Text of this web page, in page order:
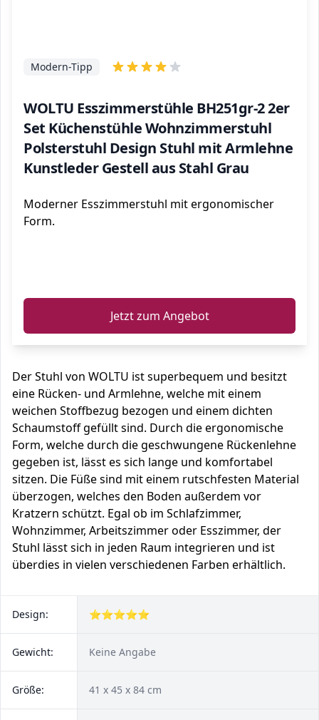
WOLTU Esszimmerstühle BH251gr-2 2er
Set Küchenstühle Wohnzimmerstuhl
Polsterstuhl Design Stuhl mit Armlehne
Kunstleder Gestell aus Stahl Grau
Modern-Tipp
Moderner Esszimmerstuhl mit ergonomischer
Form.
Jetzt zum Angebot
Der Stuhl von WOLTU ist superbequem und besitzt
eine Rücken- und Armlehne, welche mit einem
weichen Stoffbezug bezogen und einem dichten
Schaumstoff gefüllt sind. Durch die ergonomische
Form, welche durch die geschwungene Rückenlehne
gegeben ist, lässt es sich lange und komfortabel
sitzen. Die Füße sind mit einem rutschfesten Material
überzogen, welches den Boden außerdem vor
Kratzern schützt. Egal ob im Schlafzimmer,
Wohnzimmer, Arbeitszimmer oder Esszimmer, der
Stuhl lässt sich in jeden Raum integrieren und ist
überdies in vielen verschiedenen Farben erhältlich.
Design: ⭐⭐⭐⭐⭐
Gewicht: Keine Angabe
Größe: 41 x 45 x 84 cm